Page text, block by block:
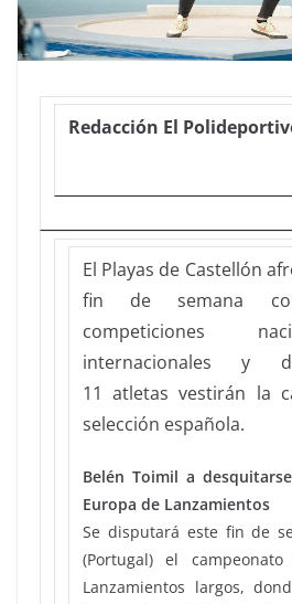
Redacción El
El Playas de Castellón
fin de semana
competiciones
internacionales y
11 atletas vestirán la
selección española.
Belén Toimil a
Europa de Lanzamientos
Se disputará este fin de
(Portugal) el
Lanzamientos largos,